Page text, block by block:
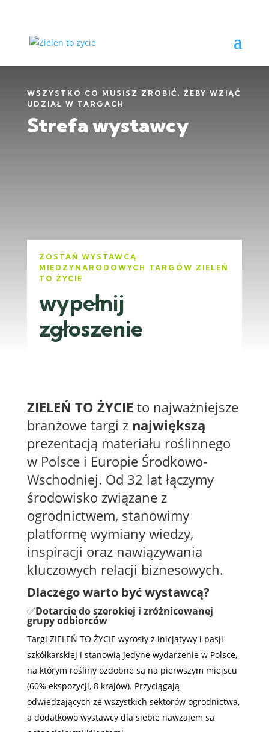
WSZYSTKO CO MUSISZ ZROBIĆ, ŻEBY WZIĄĆ
UDZIAŁ W TARGACH
Strefa wystawcy
ZOSTAŃ WYSTAWCĄ
MIĘDZYNARODOWYCH TARGÓW ZIELEŃ
TO ŻYCIE
wypełnij
zgłoszenie
ZIELEŃ TO ŻYCIE to najważniejsze
branżowe targi z największą
prezentacją materiału roślinnego
w Polsce i Europie Środkowo-
Wschodniej. Od 32 lat łączymy
środowisko związane z
ogrodnictwem, stanowimy
platformę wymiany wiedzy,
inspiracji oraz nawiązywania
kluczowych relacji biznesowych.
Dlaczego warto być wystawcą?
✅Dotarcie do szerokiej i zróżnicowanej
grupy odbiorców
Targi ZIELEŃ TO ŻYCIE wyrosły z inicjatywy i pasji
szkółkarskiej i stanowią jedyne wydarzenie w Polsce,
na którym rośliny ozdobne są na pierwszym miejscu
(60% ekspozycji, 8 krajów). Przyciągają
odwiedzających ze wszystkich sektorów ogrodnictwa,
a dodatkowo wystawcy dla siebie nawzajem są